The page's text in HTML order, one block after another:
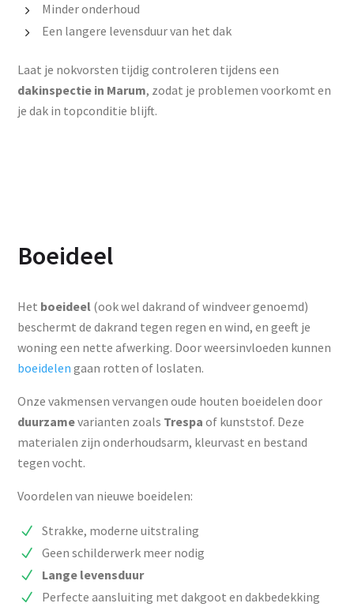
Minder onderhoud
Een langere levensduur van het dak
Laat je nokvorsten tijdig controleren tijdens een
dakinspectie in Marum, zodat je problemen voorkomt en
je dak in topconditie blijft.
Boeideel
Het boeideel (ook wel dakrand of windveer genoemd)
beschermt de dakrand tegen regen en wind, en geeft je
woning een nette afwerking. Door weersinvloeden kunnen
boeidelen gaan rotten of loslaten.
Onze vakmensen vervangen oude houten boeidelen door
duurzamevarianten zoals Trespa of kunststof. Deze
materialen zijn onderhoudsarm, kleurvast en bestand
tegen vocht.
Voordelen van nieuwe boeidelen:
Strakke, moderne uitstraling
Geen schilderwerk meer nodig
Lange levensduur
Perfecte aansluiting met dakgoot en dakbedekking